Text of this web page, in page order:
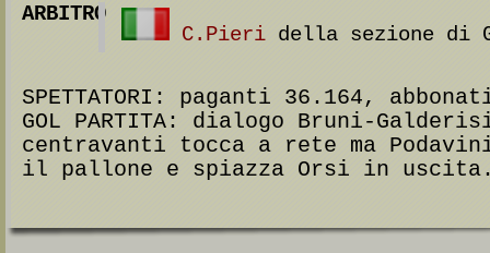
ARBITRO
C.Pieridella sezione di
SPETTATORI: paganti 36.164,
GOL PARTITA: dialogo Bruni-
centravanti tocca a rete ma
il pallone e spiazza Orsi in